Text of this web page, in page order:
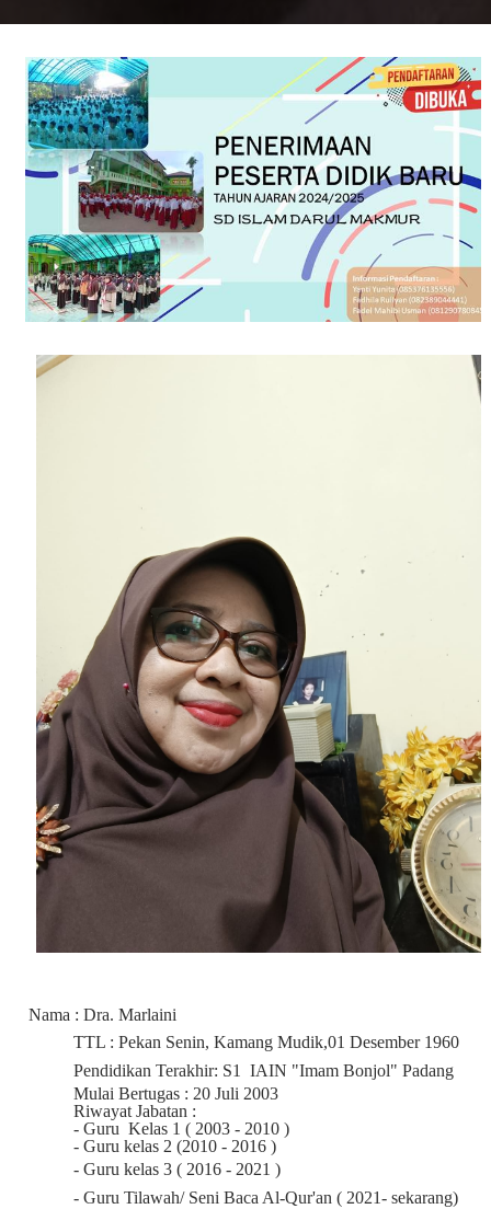
Nama : Dra. Marlaini
TTL : Pekan Senin, Kamang Mudik,01 Desember 1960
Pendidikan Terakhir: S1
IAIN "Imam Bonjol" Padang
Mulai Bertugas : 20 Juli 2003
Riwayat Jabatan :
- Guru Kelas 1 ( 2003 - 2010 )
- Guru kelas 2 (2010 - 2016 )
- Guru kelas 3 ( 2016 - 2021 )
- Guru Tilawah/ Seni Baca Al-Qur'an ( 2021- sekarang)